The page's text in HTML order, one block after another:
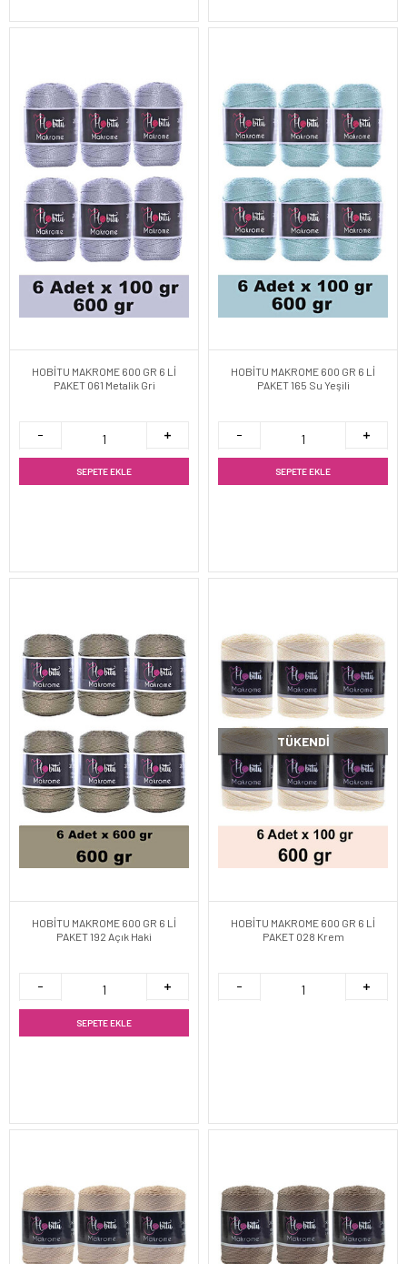
HOBİTU MAKROME 600 GR 6 Lİ
PAKET 061 Metalik Gri
SEPETE EKLE
HOBİTU MAKROME 600 GR 6 Lİ
PAKET 165 Su Yeşili
SEPETE EKLE
HOBİTU MAKROME 600 GR 6 Lİ
PAKET 192 Açık Haki
SEPETE EKLE
TÜKENDI
HOBİTU MAKROME 600 GR 6 Lİ
PAKET 028 Krem